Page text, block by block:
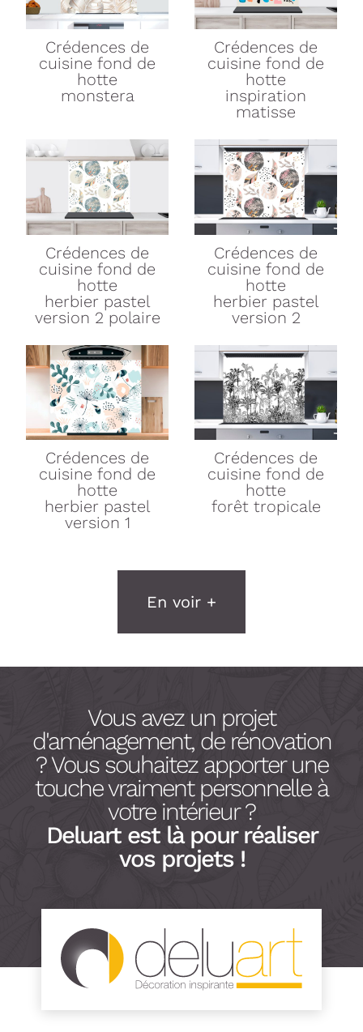
Crédences de
cuisine fond de
hotte
monstera
Crédences de
cuisine fond de
hotte
inspiration
matisse
Crédences de
cuisine fond de
hotte
herbier pastel
version 2 polaire
Crédences de
cuisine fond de
hotte
herbier pastel
version 2
Crédences de
cuisine fond de
hotte
herbier pastel
version 1
Crédences de
cuisine fond de
hotte
forêt tropicale
En voir +
Vous avez un projet
d'aménagement, de rénovation
? Vous souhaitez apporter une
touche vraiment personnelle à
votre intérieur ?
Deluart est là pour réaliser
vos projets !